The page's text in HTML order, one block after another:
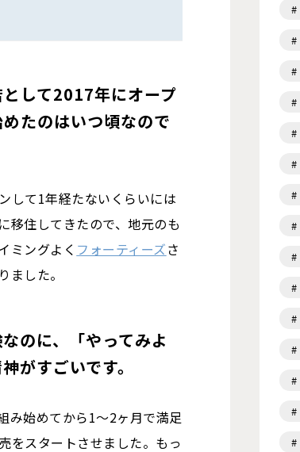
して2017年にオープ
たのはいつ頃なので
して1年経たないくらいには
移住してきたので、地元のも
ミングよく フォーティーズさ
した。
のに、「やってみよ
がすごいです。
み始めてから1～2ヶ月で満足
をスタートさせました。もっ